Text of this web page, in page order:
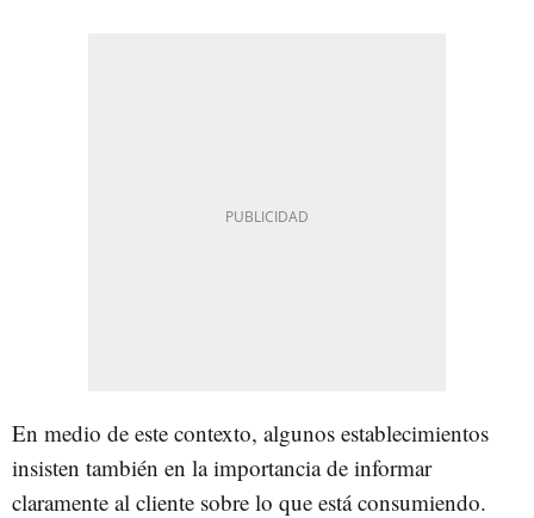
En medio de este contexto, algunos establecimientos
insisten también en la importancia de informar
claramente al cliente sobre lo que está consumiendo.